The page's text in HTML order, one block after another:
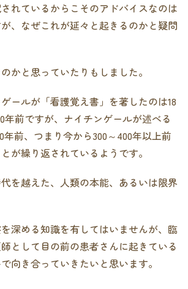
れているからこそのアドバイスなのは
、なぜこれが延々と起きるのかと疑問
かと思っていたりもしました。
ールが「看護覚え書」を著したのは18
年前ですが、ナイチンゲールが述べる
年前、つまり今から300～400年以上前
が繰り返されているようです。
を越えた、人類の本能、あるいは限界
深める知識を有してはいませんが、臨
として目の前の患者さんに起きている
向き合っていきたいと思います。